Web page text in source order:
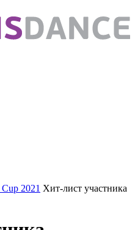
2021 Хит-лист участника